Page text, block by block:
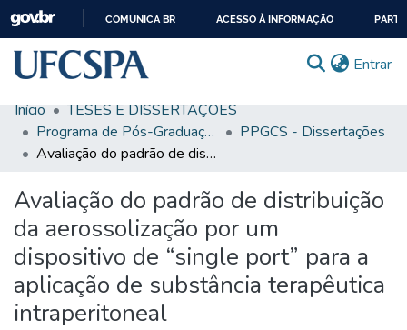
CONTEÚDO
COMUNICA BR ACESSO À INFORMAÇÃO
Entrar
Comunidades & Coleções
Busca Facetada
Estatísticas
Autoarquivamento
Sobre o RI-UFCSPA
FAQ
Início
TESES E DISSERTAÇÕES
Programa de Pós-Graduação em Ciências da Saúde
PPGCS - Dissertações
Avaliação do padrão de distribuição da aerossolização por um dispositivo de “single port” para a aplicação de substância terapêutica intraperitoneal
Avaliação do padrão de distribuição
da aerossolização por um
dispositivo de “single port” para a
aplicação de substância terapêutica
intraperitoneal